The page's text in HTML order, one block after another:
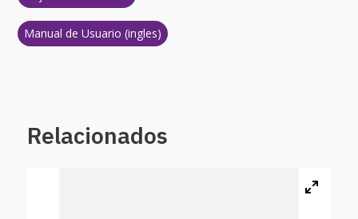
Manual de Usuario (ingles)
Relacionados